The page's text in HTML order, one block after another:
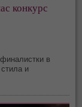
конкурс
в
и